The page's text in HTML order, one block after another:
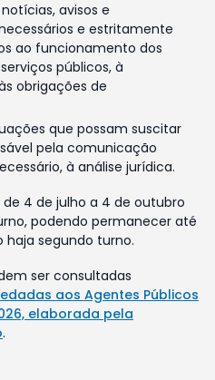
avisos e
e estritamente
ao funcionamento dos
públicos, à
obrigações de
que possam suscitar
pela comunicação
à análise jurídica.
4 de julho a 4 de outubro
podendo permanecer até
haja segundo turno.
ser consultadas
aos Agentes Públicos
elaborada pela
.